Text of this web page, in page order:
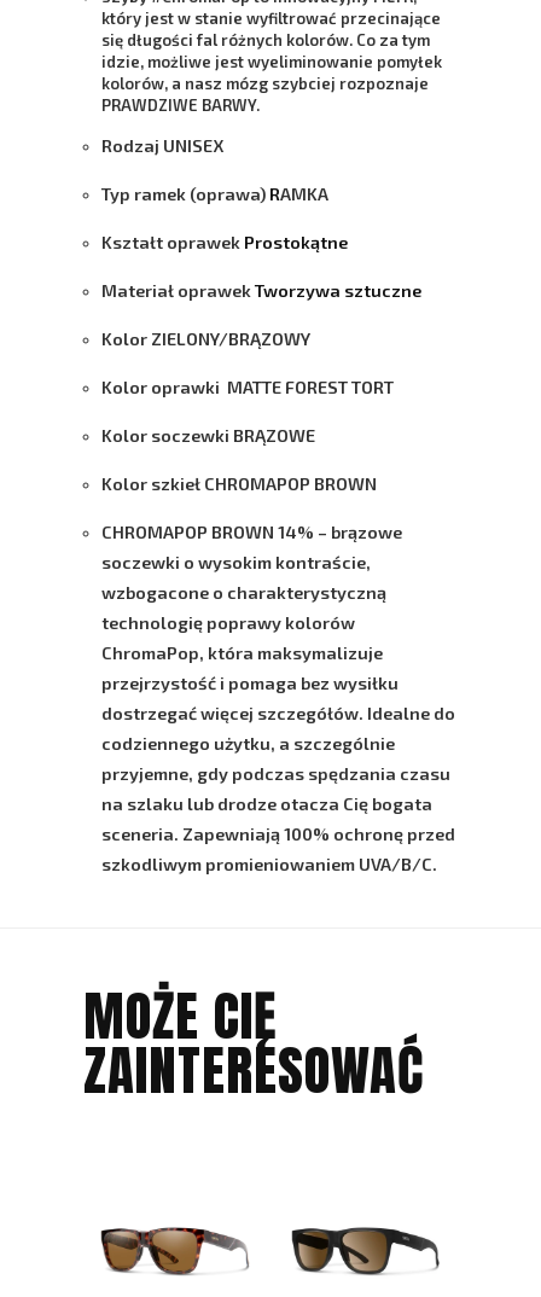
który jest w stanie wyfiltrować przecinające
się długości fal różnych kolorów. Co za tym
idzie, możliwe jest wyeliminowanie pomyłek
kolorów, a nasz mózg szybciej rozpoznaje
PRAWDZIWE BARWY.
Rodzaj UNISEX
Typ ramek (oprawa) RAMKA
Kształt oprawek Prostokątne
Materiał oprawekTworzywa sztuczne
Kolor ZIELONY/BRĄZOWY
Kolor oprawki MATTE FOREST TORT
Kolor soczewki BRĄZOWE
Kolor szkieł CHROMAPOP BROWN
CHROMAPOP BROWN 14% – brązowe
soczewki o wysokim kontraście,
wzbogacone o charakterystyczną
technologię poprawy kolorów
ChromaPop, która maksymalizuje
przejrzystość i pomaga bez wysiłku
dostrzegać więcej szczegółów. Idealne do
codziennego użytku, a szczególnie
przyjemne, gdy podczas spędzania czasu
na szlaku lub drodze otacza Cię bogata
sceneria. Zapewniają 100% ochronę przed
szkodliwym promieniowaniem UVA/B/C.
MOŻE CIĘ
ZAINTERESOWAĆ